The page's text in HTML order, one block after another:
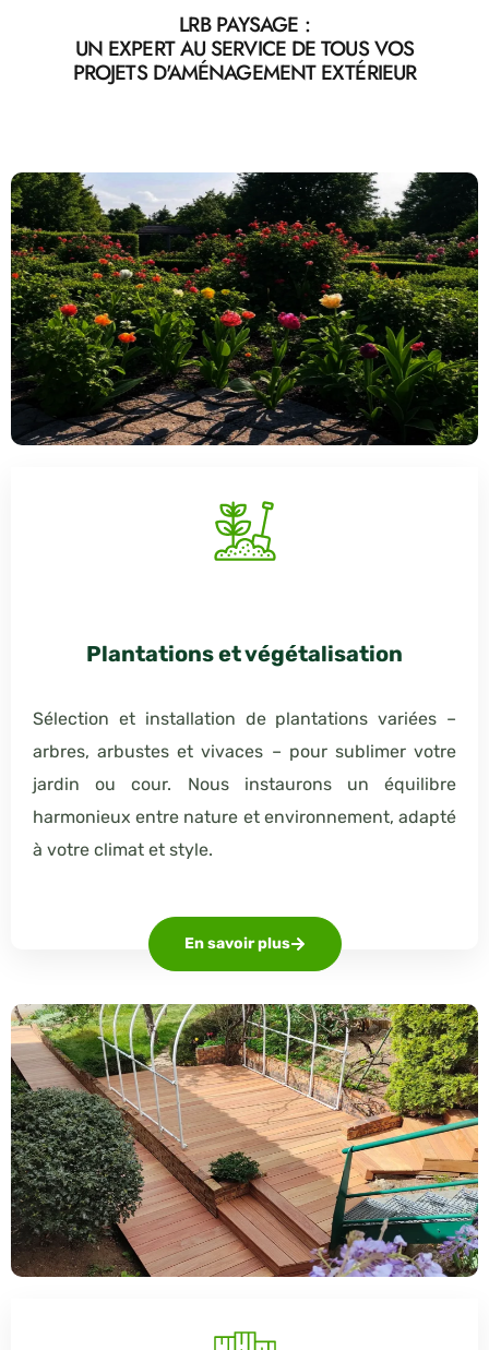
LRB PAYSAGE :
UN EXPERT AU SERVICE DE TOUS VOS
PROJETS D'AMÉNAGEMENT EXTÉRIEUR
Plantations et végétalisation
Sélection et installation de plantations variées –
arbres, arbustes et vivaces – pour sublimer votre
jardin ou cour. Nous instaurons un équilibre
harmonieux entre nature et environnement, adapté
à votre climat et style.
En savoir plus